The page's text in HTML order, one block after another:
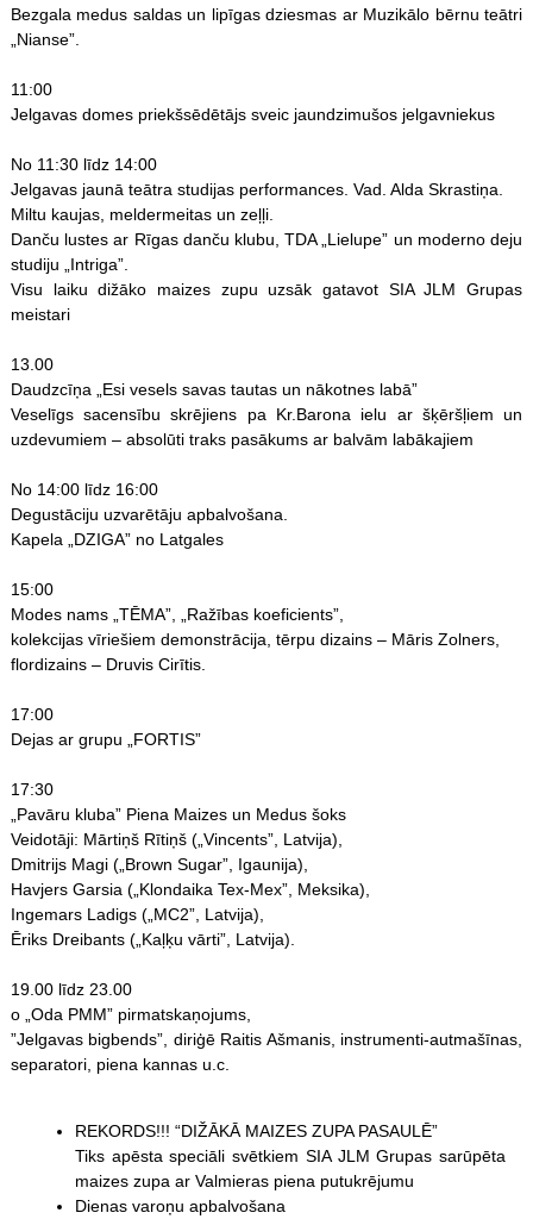
Bezgala medus saldas un lipīgas dziesmas ar Muzikālo bērnu teātri
„Nianse”.
11:00
Jelgavas domes priekšsēdētājs sveic jaundzimušos jelgavniekus
No 11:30 līdz 14:00
Jelgavas jaunā teātra studijas performances. Vad. Alda Skrastiņa.
Miltu kaujas, meldermeitas un zeļļi.
Danču lustes ar Rīgas danču klubu, TDA „Lielupe” un moderno deju
studiju „Intriga”.
Visu laiku dižāko maizes zupu uzsāk gatavot SIA JLM Grupas
meistari
13.00
Daudzcīņa „Esi vesels savas tautas un nākotnes labā”
Veselīgs sacensību skrējiens pa Kr.Barona ielu ar šķēršļiem un
uzdevumiem – absolūti traks pasākums ar balvām labākajiem
No 14:00 līdz 16:00
Degustāciju uzvarētāju apbalvošana.
Kapela „DZIGA” no Latgales
15:00
Modes nams „TĒMA”, „Ražības koeficients”,
kolekcijas vīriešiem demonstrācija, tērpu dizains – Māris Zolners,
flordizains – Druvis Cirītis.
17:00
Dejas ar grupu „FORTIS”
17:30
„Pavāru kluba” Piena Maizes un Medus šoks
Veidotāji: Mārtiņš Rītiņš („Vincents”, Latvija),
Dmitrijs Magi („Brown Sugar”, Igaunija),
Havjers Garsia („Klondaika Tex-Mex”, Meksika),
Ingemars Ladigs („MC2”, Latvija),
Ēriks Dreibants („Kaļķu vārti”, Latvija).
19.00 līdz 23.00
o „Oda PMM” pirmatskaņojums,
”Jelgavas bigbends”, diriģē Raitis Ašmanis, instrumenti-autmašīnas,
separatori, piena kannas u.c.
REKORDS!!! “DIŽĀKĀ MAIZES ZUPA PASAULĒ”
Tiks apēsta speciāli svētkiem SIA JLM Grupas sarūpēta
maizes zupa ar Valmieras piena putukrējumu
Dienas varoņu apbalvošana